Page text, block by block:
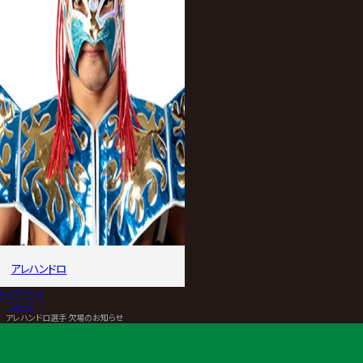
アレハンドロ
トップページ
ニュース
アレハンドロ選手 欠場のお知らせ